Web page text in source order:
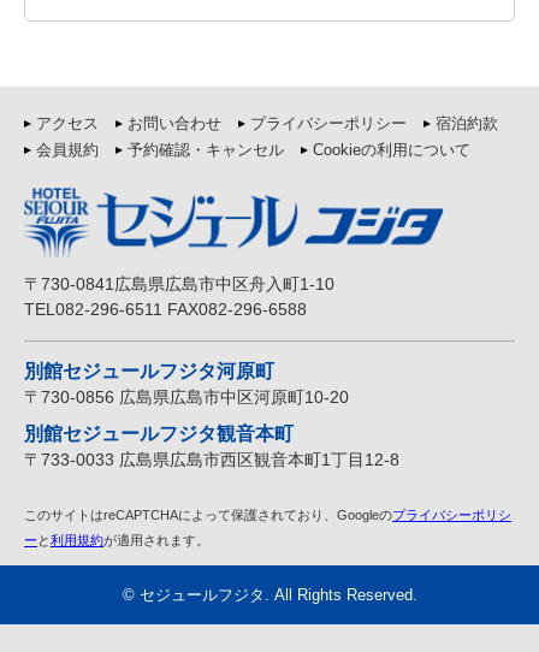
アクセス お問い合わせ プライバシーポリシー
宿泊約款
会員規約
予約確認・キャンセル Cookieの利用について
〒730-0841広島県広島市中区舟入町1-10
TEL082-296-6511 FAX082-296-6588
別館セジュールフジタ河原町
〒730-0856 広島県広島市中区河原町10-20
別館セジュールフジタ観音本町
〒733-0033 広島県広島市西区観音本町1丁目12-8
このサイトはreCAPTCHAによって保護されており、Googleのプライバシーポリシ
ー と利用規約が適用されます。
© セジュールフジタ . All Rights Reserved.